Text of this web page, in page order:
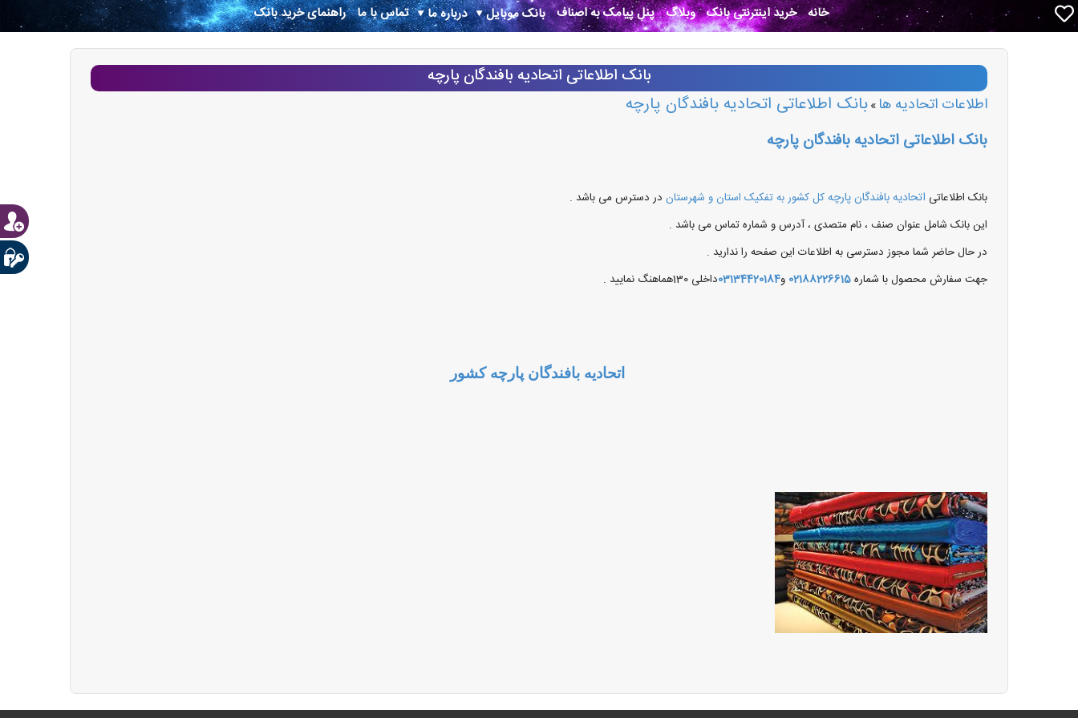
خانه خرید اینترنتی بانک وبلاگ پنل پیامک به اصناف بانک موبایل درباره ما تماس با ما راهنمای خرید بانک
بانک اطلاعاتی اتحاديه بافندگان پارچه
اطلاعات اتحادیه ها »بانک اطلاعاتی اتحاديه بافندگان پارچه
بانک اطلاعاتی اتحاديه بافندگان پارچه
بانک اطلاعاتی اتحاديه بافندگان پارچهکل کشور به تفکیک استان و شهرستان در دسترس می باشد .
این بانک شامل عنوان صنف ، نام متصدی ، آدرس و شماره تماس می باشد .
در حال حاضر شما مجوز دسترسی به اطلاعات این صفحه را ندارید .
جهت سفارش محصول با شماره02188226615 و03134420184داخلی 130هماهنگ نمایید .
اتحادیه بافندگان پارچه کشور